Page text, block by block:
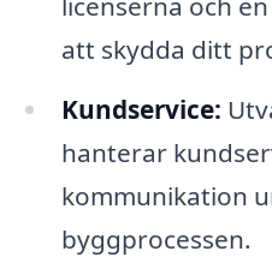
att skydda ditt
Kundservice:
hanterar
kommunikation
byggprocessen.